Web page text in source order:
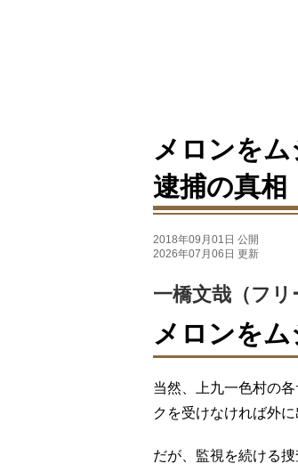
メロンを
逮捕の真相
2018年09月01日 公開
2026年07月06日 更新
一橋文哉（フリ
メロンを
当然、上九一色村の
クを受けなければ外
だが、監視を続ける